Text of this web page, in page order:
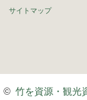
サイトマップ
© 竹を資源・観光